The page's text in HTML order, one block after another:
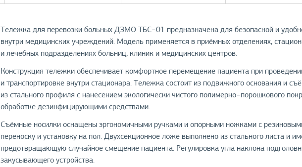
Тележка для перевозки больных ДЗМО ТБС−01 предназначена для безопасной и
внутри медицинских учреждений. Модель применяется в приёмных отделениях,
и лечебных подразделениях больниц, клиник и медицинских центров.
Конструкция тележки обеспечивает комфортное перемещение пациента при
и транспортировке внутри стационара. Тележка состоит из подвижного основания и
из стального профиля с нанесением экологически чистого полимерно−порошкового
обработке дезинфицирующими средствами.
Съёмные носилки оснащены эргономичными ручками и опорными ножками с
переноску и установку на пол. Двухсекционное ложе выполнено из стального листа и
предотвращающую случайное смещение пациента. Регулировка угла наклона
закусывающего устройства.